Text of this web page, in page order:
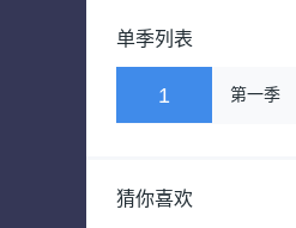
单季列表
1 第一季
猜你喜欢